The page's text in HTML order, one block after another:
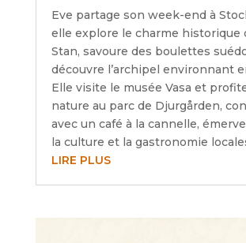
Eve partage son week-end à
elle explore le charme historique
Stan, savoure des boulettes
découvre l’archipel environnant
Elle visite le musée Vasa et
nature au parc de Djurgården,
avec un café à la cannelle,
la culture et la gastronomie
LIRE PLUS